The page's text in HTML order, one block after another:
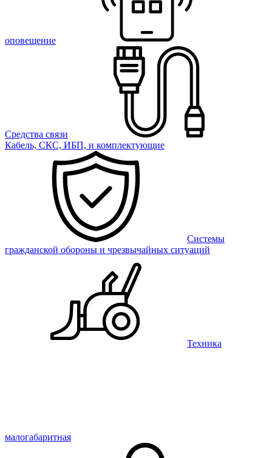
оповещение
Средства связи
Кабель, СКС, ИБП, и комплектующие
Системы
гражданской обороны и чрезвычайных ситуаций
Техника
малогабаритная